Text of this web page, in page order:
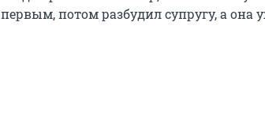
первым, потом разбудил супругу, а она